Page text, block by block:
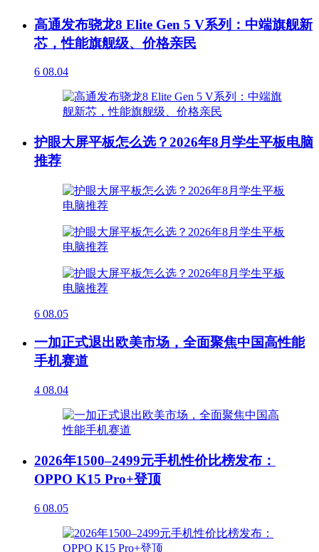
高通发布骁龙8 Elite Gen 5 V系列：中端旗舰新
芯，性能旗舰级、价格亲民
6 08.04
护眼大屏平板怎么选？2026年8月学生平板电脑
推荐
6 08.05
一加正式退出欧美市场，全面聚焦中国高性能
手机赛道
4 08.04
2026年1500–2499元手机性价比榜发布：
OPPO K15 Pro+登顶
6 08.05